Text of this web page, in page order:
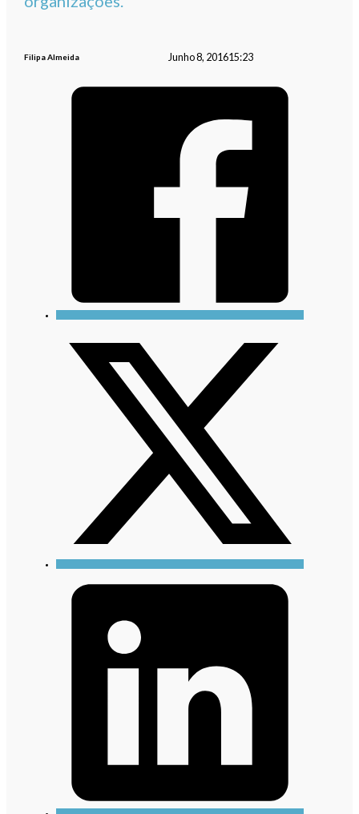
Filipa Almeida Junho 8, 201615:23